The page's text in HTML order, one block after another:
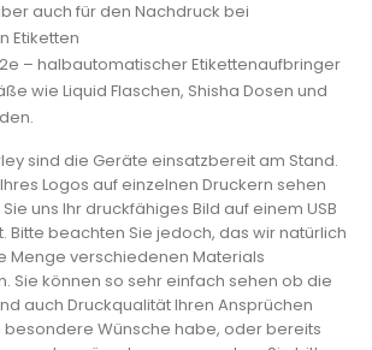
auch für den Nachdruck bei
Etiketten
– halbautomatischer Etikettenaufbringer
wie Liquid Flaschen, Shisha Dosen und
sind die Geräte einsatzbereit am Stand.
Logos auf einzelnen Druckern sehen
uns Ihr druckfähiges Bild auf einem USB
Bitte beachten Sie jedoch, das wir natürlich
Menge verschiedenen Materials
Sie können so sehr einfach sehen ob die
auch Druckqualität Ihren Ansprüchen
besondere Wünsche habe, oder bereits